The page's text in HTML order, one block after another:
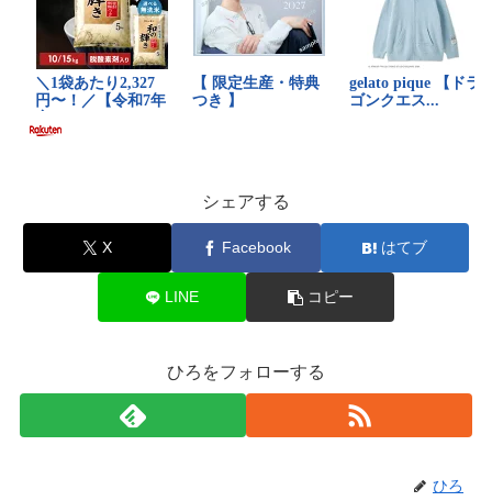
シェアする
X Facebook はてブ
LINE コピー
ひろをフォローする
ひろ